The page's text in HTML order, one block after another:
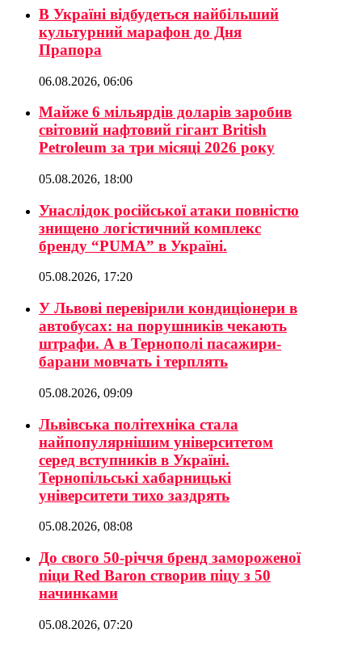
В Україні відбудеться найбільший
культурний марафон до Дня
Прапора
06.08.2026, 06:06
Майже 6 мільярдів доларів заробив
світовий нафтовий гігант British
Petroleum за три місяці 2026 року
05.08.2026, 18:00
Унаслідок російської атаки повністю
знищено логістичний комплекс
бренду “PUMA” в Україні.
05.08.2026, 17:20
У Львові перевірили кондиціонери в
автобусах: на порушників чекають
штрафи. А в Тернополі пасажири-
барани мовчать і терплять
05.08.2026, 09:09
Львівська політехніка стала
найпопулярнішим університетом
серед вступників в Україні.
Тернопільські хабарницькі
університети тихо заздрять
05.08.2026, 08:08
До свого 50-річчя бренд замороженої
піци Red Baron створив піцу з 50
начинками
05.08.2026, 07:20